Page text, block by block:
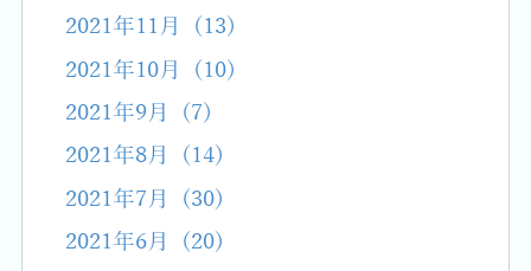
2021年11月 (13)
2021年10月 (10)
2021年9月 (7)
2021年8月 (14)
2021年7月 (30)
2021年6月 (20)